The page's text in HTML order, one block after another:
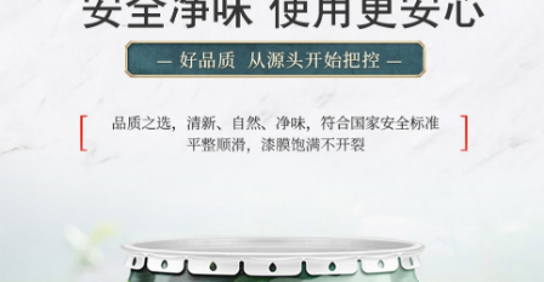
会议室家具 办公座椅
洽谈桌 钢制家具